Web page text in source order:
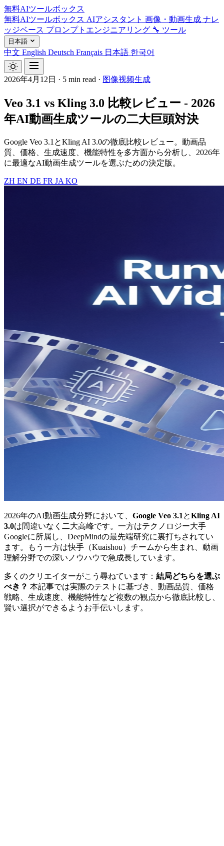
無料AIツールボックス
無料AIツールボックス AIアシスタント 画像・動画生成 ナレ
ッジベース プロンプトエンジニアリング 🔧 ツール
日本語
中文 English Deutsch Français 日本語 한국어
2026年4月12日 · 5 min read · 图像视频生成
Veo 3.1 vs Kling 3.0 比較レビュー - 2026
年AI動画生成ツールの二大巨頭対決
Google Veo 3.1とKling AI 3.0の徹底比較レビュー。動画品
質、価格、生成速度、機能特性を多方面から分析し、2026年
に最適なAI動画生成ツールを選ぶための決定版。
ZH EN DE FR JA KO
2026年のAI動画生成分野において、 Google Veo 3.1 とKling AI
3.0は間違いなく二大高峰です。一方はテクノロジー大手
Googleに所属し、DeepMindの最先端研究に裏打ちされてい
ます。もう一方は快手（Kuaishou）チームから生まれ、動画
理解分野での深いノウハウで急成長しています。
多くのクリエイターがこう尋ねています： 結局どちらを選ぶ
べき？ 本記事では実際のテストに基づき、動画品質、価格
戦略、生成速度、機能特性など複数の観点から徹底比較し、
賢い選択ができるようお手伝いします。